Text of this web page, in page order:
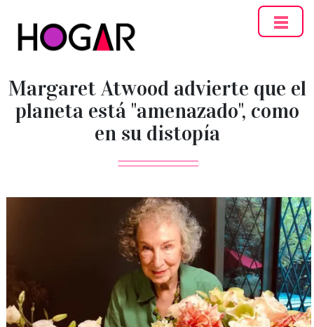
Margaret Atwood advierte que el
planeta está "amenazado", como
en su distopía